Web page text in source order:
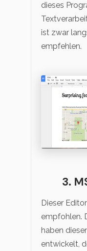
dieses
ist zwar
empfehlen.
3.
Dieser
empfohlen.
haben
entwickelt,